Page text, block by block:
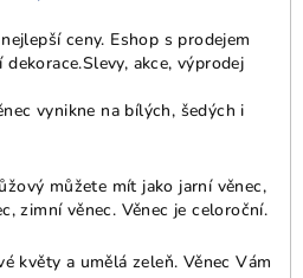
ceny. Eshop s prodejem
dekorace.Slevy, akce, výprodej
vynikne na bílých, šedých i
můžete mít jako jarní věnec,
zimní věnec. Věnec je celoroční.
květy a umělá zeleň. Věnec Vám